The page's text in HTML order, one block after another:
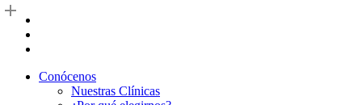
Skip
main
Conócenos
Nuestras Clínicas